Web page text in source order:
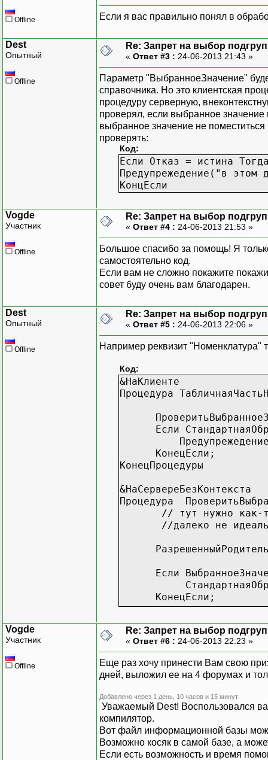
Offline Если я вас правильно понял в
Dest
Опытный
Offline
Re: Запрет на выбор
« Ответ #3 : 24-06-2013 21:43 »
Параметр "ВыбранноеЗначение"
справочника. Но это клиентская
процедуру серверную,
проверял, если выбранное значение
выбранное значение не
проверять:
Код:
Если Отказ = истина
Предупрежедение("в этом
КонцЕсли
Vogde
Участник
Offline
Re: Запрет на выбор
« Ответ #4 : 24-06-2013 21:53 »
Большое спасибо за помощь! Я
самостоятельно код.
Если вам не сложно покажите
совет буду очень вам благодарен.
Dest
Опытный
Offline
Re: Запрет на выбор
« Ответ #5 : 24-06-2013 22:06 »
Например реквизит "Номенклатура"
Код:
&НаКлиенте
Процедура
Если
Предупрежедение("в
КонецЕсли;
КонецПроцедуры
&НаСервереБезКонтекста
Процедура
// тут нужно как-то
//далеко не
РазрешенныйРодитель =
Если
КонецЕсли;
КонецПроцедуры
Vogde
Участник
Offline
Re: Запрет на выбор
« Ответ #6 : 24-06-2013 22:23 »
Еще раз хочу принести Вам свою
дней, выложил ее на 4 форумах и
Добавлено через 1 день, 10 часов и 15 минут:
Уважаемый Dest! Воспользовался
компилятор.
Вот файл информационной базы
Возможно косяк в самой базе, а
Если есть возможность и время